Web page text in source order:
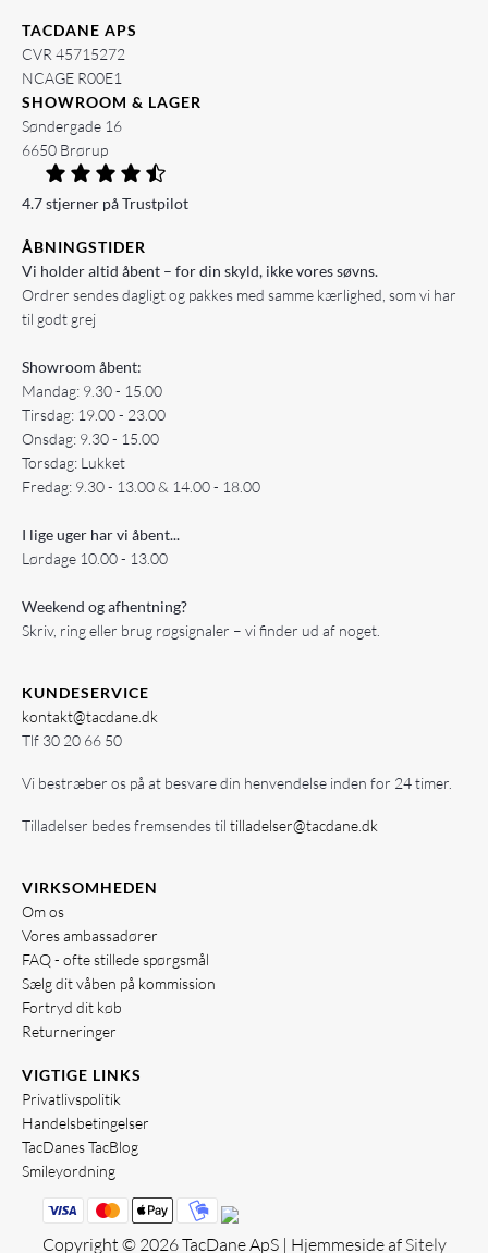
TACDANE APS
CVR 45715272
NCAGE R00E1
SHOWROOM & LAGER
Søndergade 16
6650 Brørup
4.7 stjerner på Trustpilot
ÅBNINGSTIDER
Vi holder altid åbent – for din skyld, ikke vores søvns.
Ordrer sendes dagligt og pakkes med samme kærlighed, som vi har
til godt grej
Showroom åbent:
Mandag: 9.30 - 15.00
Tirsdag: 19.00 - 23.00
Onsdag: 9.30 - 15.00
Torsdag: Lukket
Fredag: 9.30 - 13.00 & 14.00 - 18.00
I lige uger har vi åbent...
Lørdage 10.00 - 13.00
Weekend og afhentning?
Skriv, ring eller brug røgsignaler – vi finder ud af noget.
KUNDESERVICE
kontakt@tacdane.dk
Tlf 30 20 66 50
Vi bestræber os på at besvare din henvendelse inden for 24 timer.
Tilladelser bedes fremsendes til tilladelser@tacdane.dk
VIRKSOMHEDEN
Om os
Vores ambassadører
FAQ - ofte stillede spørgsmål
Sælg dit våben på kommission
Fortryd dit køb
Returneringer
VIGTIGE LINKS
Privatlivspolitik
Handelsbetingelser
TacDanes TacBlog
Smileyordning
Copyright © 2026 TacDane ApS | Hjemmeside af Sitely